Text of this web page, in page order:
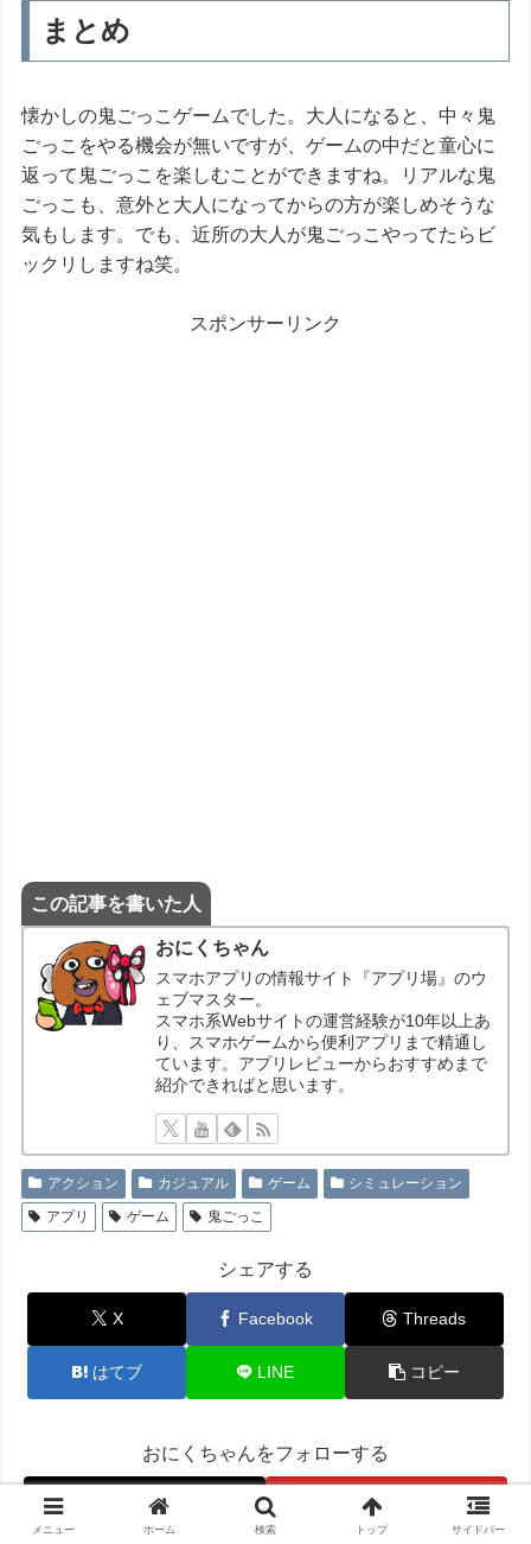
まとめ
懐かしの鬼ごっこゲームでした。大人になると、中々鬼
ごっこをやる機会が無いですが、ゲームの中だと童心に
返って鬼ごっこを楽しむことができますね。リアルな鬼
ごっこも、意外と大人になってからの方が楽しめそうな
気もします。でも、近所の大人が鬼ごっこやってたらビ
ックリしますね笑。
スポンサーリンク
この記事を書いた人
おにくちゃん
スマホアプリの情報サイト『アプリ場』のウ
ェブマスター。
スマホ系Webサイトの運営経験が10年以上あ
り、スマホゲームから便利アプリまで精通し
ています。アプリレビューからおすすめまで
紹介できればと思います。
アクション カジュアル ゲーム
シミュレーション
アプリ
ゲーム 鬼ごっこ
シェアする
X Facebook Threads
はてブ LINE コピー
おにくちゃんをフォローする
メニュー ホーム 検索 トップ サイドバー